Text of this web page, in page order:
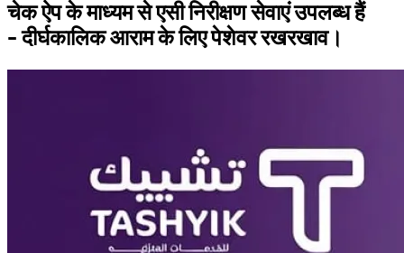
चेक ऐप के माध्यम से एसी निरीक्षण सेवाएं उपलब्ध हैं
- दीर्घकालिक आराम के लिए पेशेवर रखरखाव।